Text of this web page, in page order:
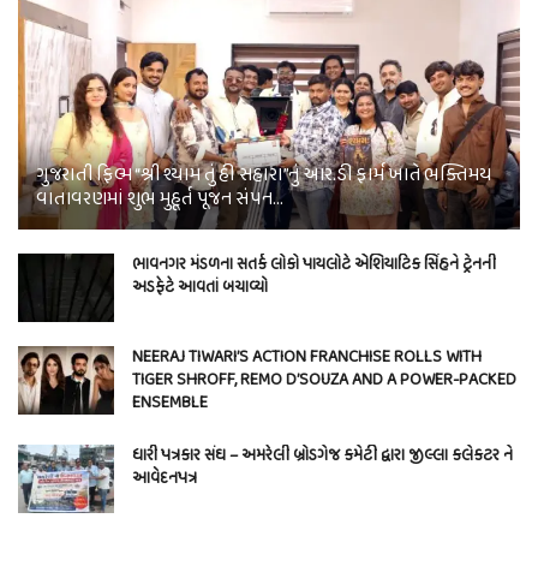
ગુજરાતી ફિલ્મ “શ્રી શ્યામ તું હી સહારા”નું આર.ડી ફાર્મ ખાતે ભક્તિમય
વાતાવરણમાં શુભ મુહૂર્ત પૂજન સંપન…
ભાવનગર મંડળના સતર્ક લોકો પાયલોટે એશિયાટિક સિંહને ટ્રેનની
અડફેટે આવતાં બચાવ્યો
NEERAJ TIWARI’S ACTION FRANCHISE ROLLS WITH
TIGER SHROFF, REMO D’SOUZA AND A POWER-PACKED
ENSEMBLE
ધારી પત્રકાર સંઘ – અમરેલી બ્રોડગેજ કમેટી દ્વારા જીલ્લા કલેકટર ને
આવેદનપત્ર